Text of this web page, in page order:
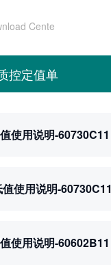
Cente
控定值单
使用说明-60730C11
使用说明-60730C11
使用说明-60602B11